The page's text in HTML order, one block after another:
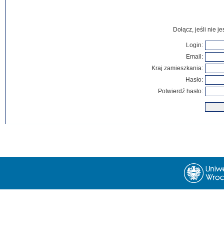
Dołącz, jeśli nie
Login:
Email:
Kraj zamieszkania:
Hasło:
Potwierdź hasło: